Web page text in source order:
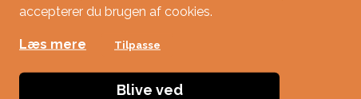
Om os
accepterer du brugen af ​​cookies.
Læs mere Tilpasse
Blive ved